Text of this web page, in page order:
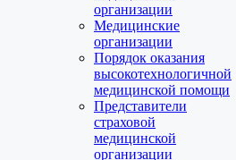
организации
Медицинские
организации
Порядок оказания
высокотехнологичной
медицинской помощи
Представители
страховой
медицинской
организации